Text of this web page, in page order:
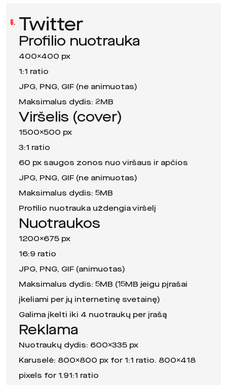
6. Twitter
Profilio nuotrauka
400×400 px
1:1 ratio
JPG, PNG, GIF (ne animuotas)
Maksimalus dydis: 2MB
Viršelis (cover)
1500×500 px
3:1 ratio
60 px saugos zonos nuo viršaus ir apčios
JPG, PNG, GIF (ne animuotas)
Maksimalus dydis: 5MB
Profilio nuotrauka uždengia viršelį
Nuotraukos
1200×675 px
16:9 ratio
JPG, PNG, GIF (animuotas)
Maksimalus dydis: 5MB (15MB jeigu pįrašai
įkeliami per jų internetinę svetainę)
Galima įkelti iki 4 nuotraukų per įrašą
Reklama
Nuotraukų dydis: 600×335 px
Karuselė: 800×800 px for 1:1 ratio. 800×418
pixels for 1.91:1 ratio